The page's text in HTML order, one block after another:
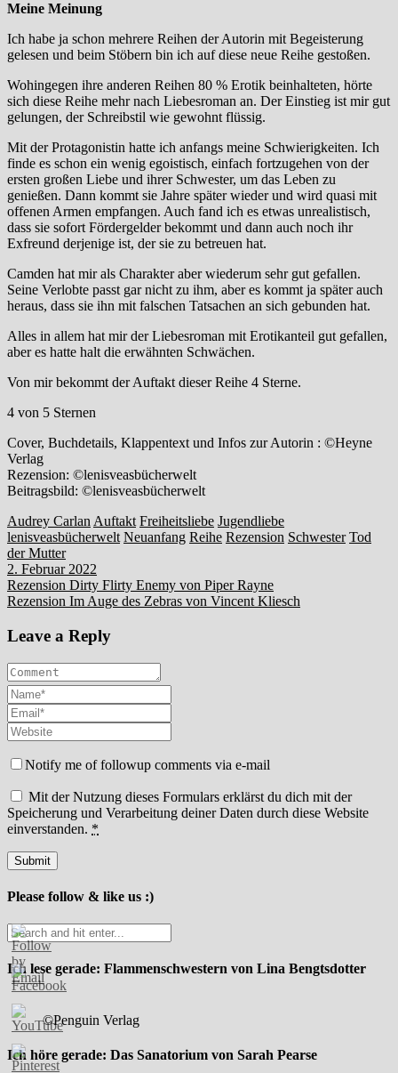
Meine Meinung
Ich habe ja schon mehrere Reihen der Autorin mit Begeisterung
gelesen und beim Stöbern bin ich auf diese neue Reihe gestoßen.
Wohingegen ihre anderen Reihen 80 % Erotik beinhalteten, hörte
sich diese Reihe mehr nach Liebesroman an. Der Einstieg ist mir gut
gelungen, der Schreibstil wie gewohnt flüssig.
Mit der Protagonistin hatte ich anfangs meine Schwierigkeiten. Ich
finde es schon ein wenig egoistisch, einfach fortzugehen von der
ersten großen Liebe und ihrer Schwester, um das Leben zu
genießen. Dann kommt sie Jahre später wieder und wird quasi mit
offenen Armen empfangen. Auch fand ich es etwas unrealistisch,
dass sie sofort Fördergelder bekommt und dann auch noch ihr
Exfreund derjenige ist, der sie zu betreuen hat.
Camden hat mir als Charakter aber wiederum sehr gut gefallen.
Seine Verlobte passt gar nicht zu ihm, aber es kommt ja später auch
heraus, dass sie ihn mit falschen Tatsachen an sich gebunden hat.
Alles in allem hat mir der Liebesroman mit Erotikanteil gut gefallen,
aber es hatte halt die erwähnten Schwächen.
Von mir bekommt der Auftakt dieser Reihe 4 Sterne.
4 von 5 Sternen
Cover, Buchdetails, Klappentext und Infos zur Autorin : ©Heyne
Verlag
Rezension: ©lenisveasbücherwelt
Beitragsbild: ©lenisveasbücherwelt
Audrey Carlan Auftakt Freiheitsliebe Jugendliebe
lenisveasbücherwelt Neuanfang Reihe Rezension Schwester Tod
der Mutter
2. Februar 2022
Beitragsnavigation
Rezension Dirty Flirty Enemy von Piper Rayne
Rezension Im Auge des Zebras von Vincent Kliesch
Leave a Reply
Notify me of followup comments via e-mail
Mit der Nutzung dieses Formulars erklärst du dich mit der
Speicherung und Verarbeitung deiner Daten durch diese Website
einverstanden. *
Please follow & like us :)
Ich lese gerade: Flammenschwestern von Lina Bengtsdotter
©Penguin Verlag
Ich höre gerade: Das Sanatorium von Sarah Pearse